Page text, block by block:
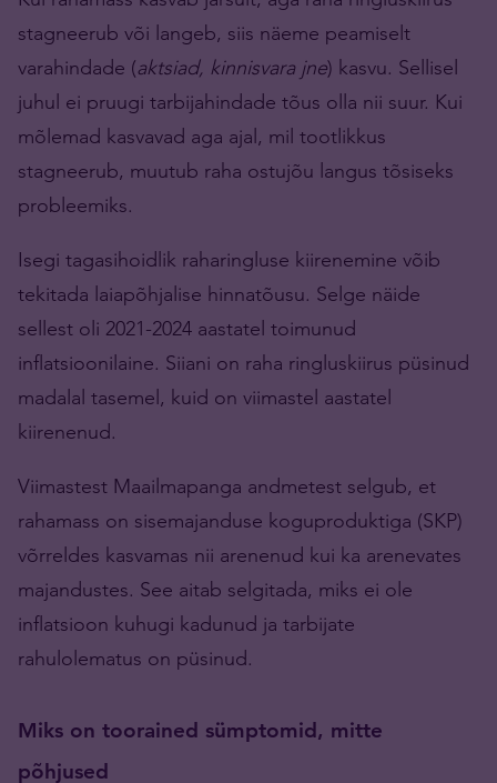
stagneerub või langeb, siis näeme peamiselt
varahindade (aktsiad, kinnisvara jne) kasvu. Sellisel
juhul ei pruugi tarbijahindade tõus olla nii suur. Kui
mõlemad kasvavad aga ajal, mil tootlikkus
stagneerub, muutub raha ostujõu langus tõsiseks
probleemiks.
Isegi tagasihoidlik raharingluse kiirenemine võib
tekitada laiapõhjalise hinnatõusu. Selge näide
sellest oli 2021-2024 aastatel toimunud
inflatsioonilaine. Siiani on raha ringluskiirus püsinud
madalal tasemel, kuid on viimastel aastatel
kiirenenud.
Viimastest Maailmapanga andmetest selgub, et
rahamass on sisemajanduse koguproduktiga (SKP)
võrreldes kasvamas nii arenenud kui ka arenevates
majandustes. See aitab selgitada, miks ei ole
inflatsioon kuhugi kadunud ja tarbijate
rahulolematus on püsinud.
Miks on toorained sümptomid, mitte
põhjused